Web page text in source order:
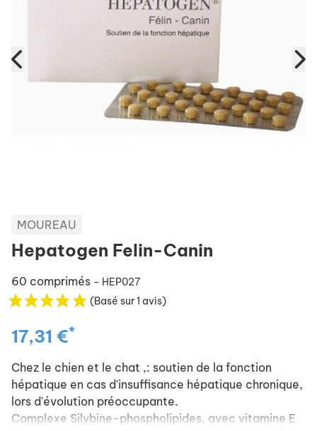
MOUREAU
Hepatogen Felin-Canin
60 comprimés - HEP027
(Basé sur 1 avis)
17,31 €*
Chez le chien et le chat ,: soutien de la fonction
hépatique en cas d'insuffisance hépatique chronique,
lors d'évolution préoccupante.
Complexe Silybine-phospholipides, avec vitamine E